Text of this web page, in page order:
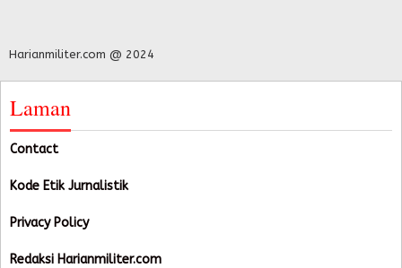
Harianmiliter.com @ 2024
Laman
Contact
Kode Etik Jurnalistik
Privacy Policy
Redaksi Harianmiliter.com